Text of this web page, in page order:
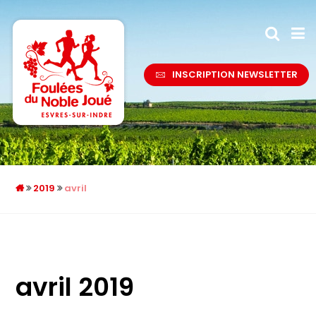
INSCRIPTION NEWSLETTER
2019 avril
avril 2019